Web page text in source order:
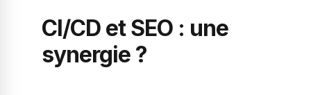
CI/CD et SEO : une
synergie ?